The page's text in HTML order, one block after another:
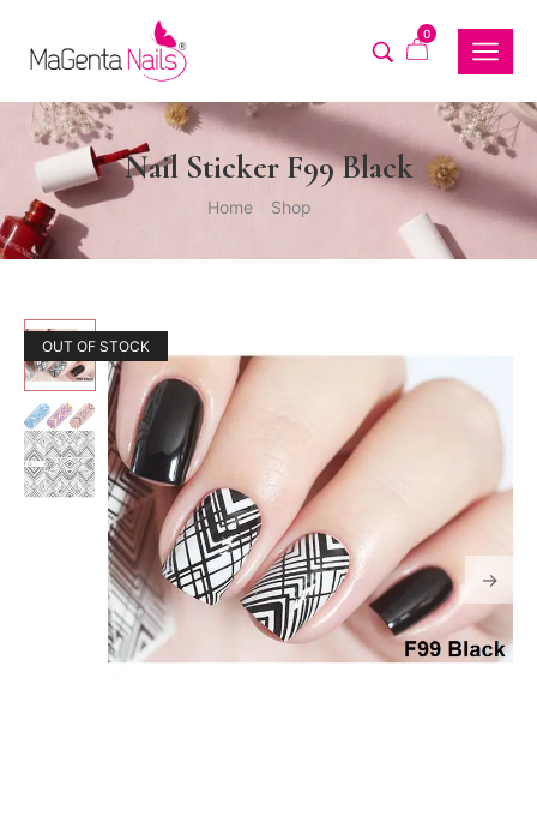
0
Nail Sticker F99 Black
Home Shop
OUT OF STOCK